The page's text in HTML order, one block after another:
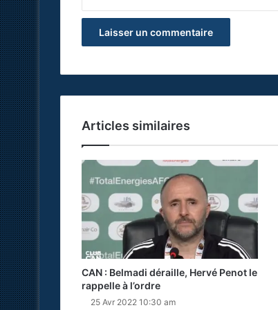
Articles similaires
CAN : Belmadi déraille, Hervé Penot le
rappelle à l’ordre
25 Avr 2022 10:30 am